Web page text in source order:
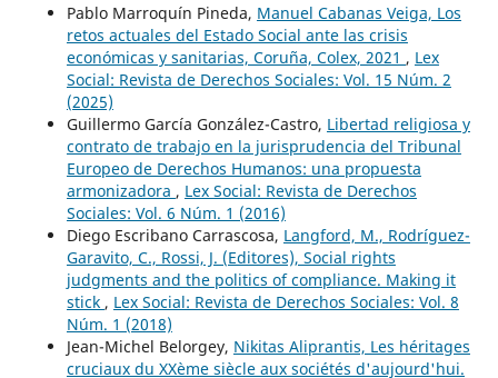
Pablo Marroquín Pineda, Manuel Cabanas Veiga, Los
retos actuales del Estado Social ante las crisis
económicas y sanitarias, Coruña, Colex, 2021 , Lex
Social: Revista de Derechos Sociales: Vol. 15 Núm. 2
(2025)
Guillermo García González-Castro, Libertad religiosa y
contrato de trabajo en la jurisprudencia del Tribunal
Europeo de Derechos Humanos: una propuesta
armonizadora , Lex Social: Revista de Derechos
Sociales: Vol. 6 Núm. 1 (2016)
Diego Escribano Carrascosa, Langford, M., Rodríguez-
Garavito, C., Rossi, J. (Editores), Social rights
judgments and the politics of compliance. Making it
stick , Lex Social: Revista de Derechos Sociales: Vol. 8
Núm. 1 (2018)
Jean-Michel Belorgey, Nikitas Aliprantis, Les héritages
cruciaux du XXème siècle aux sociétés d'aujourd'hui.